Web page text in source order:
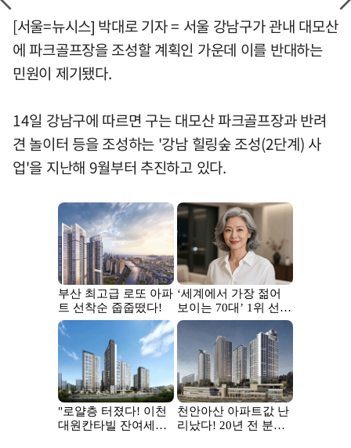
[서울=뉴시스] 박대로 기자 = 서울 강남구가 관내 대모산
에 파크골프장을 조성할 계획인 가운데 이를 반대하는
민원이 제기됐다.
14일 강남구에 따르면 구는 대모산 파크골프장과 반려
견 놀이터 등을 조성하는 '강남 힐링숲 조성(2단계) 사
업'을 지난해 9월부터 추진하고 있다.